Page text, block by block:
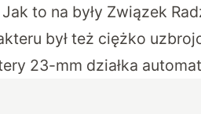
to na były Związek
był też ciężko
23-mm działka